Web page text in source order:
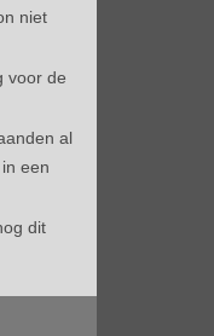
niet
voor de
al
een
dit